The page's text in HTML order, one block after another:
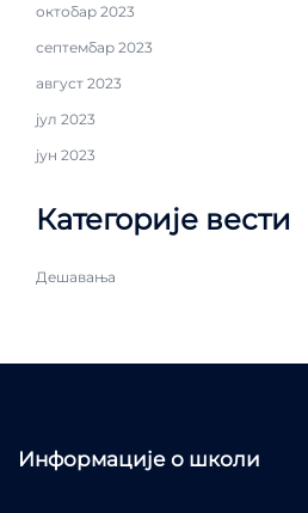
октобар 2023
септембар 2023
август 2023
јул 2023
јун 2023
Категорије вести
Дешавања
Информације о школи